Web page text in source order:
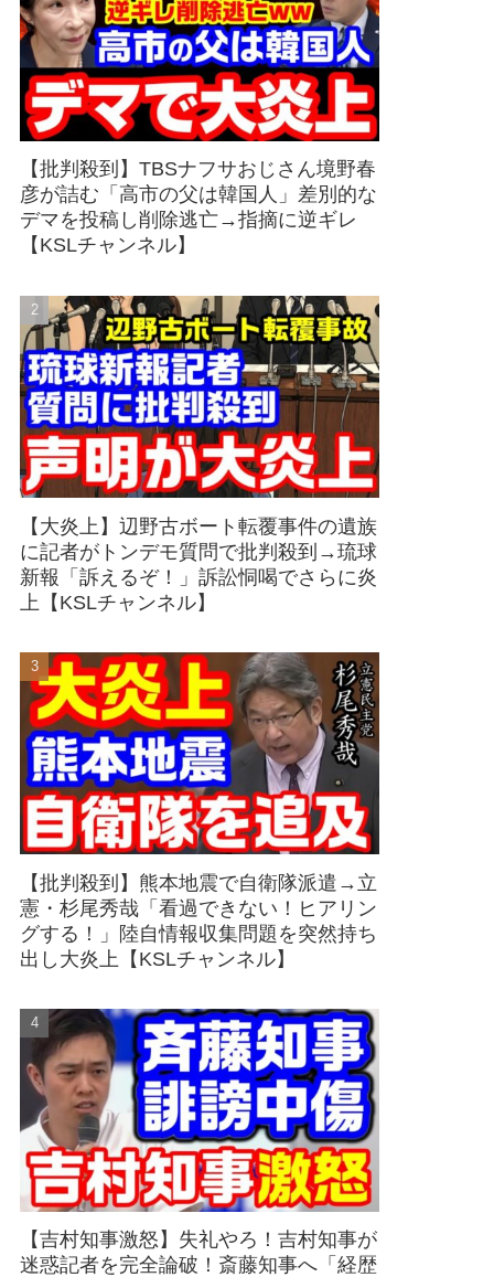
【批判殺到】TBSナフサおじさん境野春
彦が詰む「高市の父は韓国人」差別的な
デマを投稿し削除逃亡→指摘に逆ギレ
【KSLチャンネル】
【大炎上】辺野古ボート転覆事件の遺族
に記者がトンデモ質問で批判殺到→琉球
新報「訴えるぞ！」訴訟恫喝でさらに炎
上【KSLチャンネル】
【批判殺到】熊本地震で自衛隊派遣→立
憲・杉尾秀哉「看過できない！ヒアリン
グする！」陸自情報収集問題を突然持ち
出し大炎上【KSLチャンネル】
【吉村知事激怒】失礼やろ！吉村知事が
迷惑記者を完全論破！斎藤知事へ「経歴